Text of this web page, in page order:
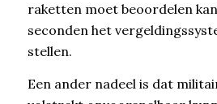
raketten moet beoordelen
seconden het
stellen.
Een ander nadeel is dat